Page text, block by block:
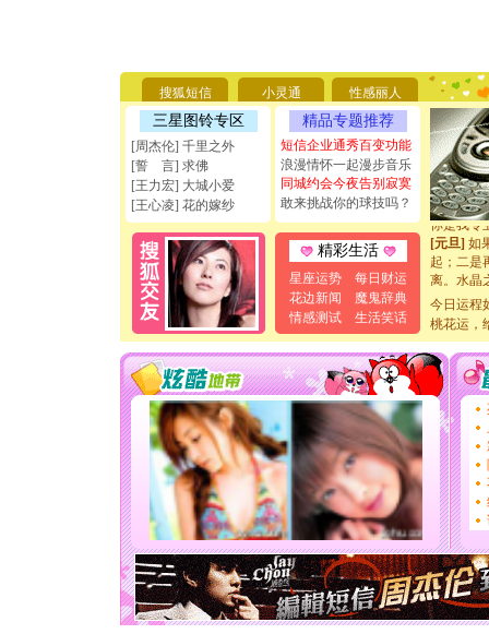
搜狐短信 小灵通 性感丽人
三星图铃专区
[周杰伦] 千里之外
[誓 言] 求佛
[王力宏] 大城小爱
[王心凌] 花的嫁纱
精品专题推荐
短信企业通秀百变功能
浪漫情怀一起漫步音乐
同城约会今夜告别寂寞
敢来挑战你的球技吗？
精彩生活
星座运势
每日财运
花边新闻
魔鬼辞典
情感测试
生活笑话
[圣诞节]
能正大光
天都要快
[圣诞节]
如意,快
[元旦]看
断电。爱
你是我专
[元旦]如
起；二是
离。水晶
[元旦] 当
泣，这痛
卖了。水
[春节]风
颜！冬去
道一声
[春节] 传
片叶子
送你一
[圣诞节]
你太多
要平安
[圣诞节]
能正大
天都要快
[圣诞节]
如意,快
[元旦]看
断电。爱
今日运程
桃花运，